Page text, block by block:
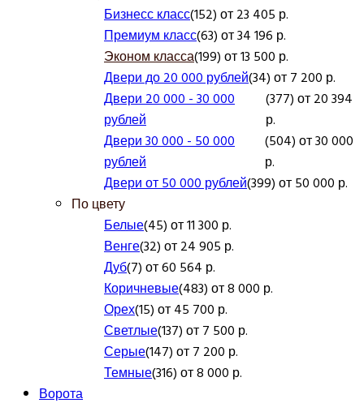
Бизнесс класс(152) от 23 405 р.
Премиум класс(63) от 34 196 р.
Эконом класса(199) от 13 500 р.
Двери до 20 000 рублей(34) от 7 200 р.
Двери 20 000 - 30 000
рублей
(377) от 20 394
р.
Двери 30 000 - 50 000
рублей
(504) от 30 000
р.
Двери от 50 000 рублей(399) от 50 000 р.
По цвету
Белые(45) от 11 300 р.
Венге(32) от 24 905 р.
Дуб(7) от 60 564 р.
Коричневые(483) от 8 000 р.
Орех(15) от 45 700 р.
Светлые(137) от 7 500 р.
Серые(147) от 7 200 р.
Темные(316) от 8 000 р.
Ворота